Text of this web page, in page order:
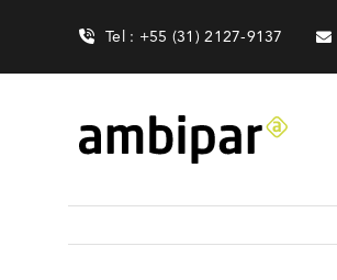
content
Tel : +55 (31) 2127-9137